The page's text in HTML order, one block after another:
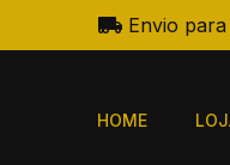
Envio
HOME